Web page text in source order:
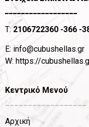
__________________
T:2106722360 -366 -
Ε: info@cubushellas.gr
W: https://
Κεντρικό Μενού
Αρχική